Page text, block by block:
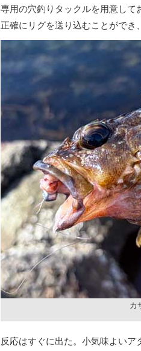
専用の穴釣りタックルを用意して
正確にリグを送り込むことができ
カ
反応はすぐに出た。小気味よいア